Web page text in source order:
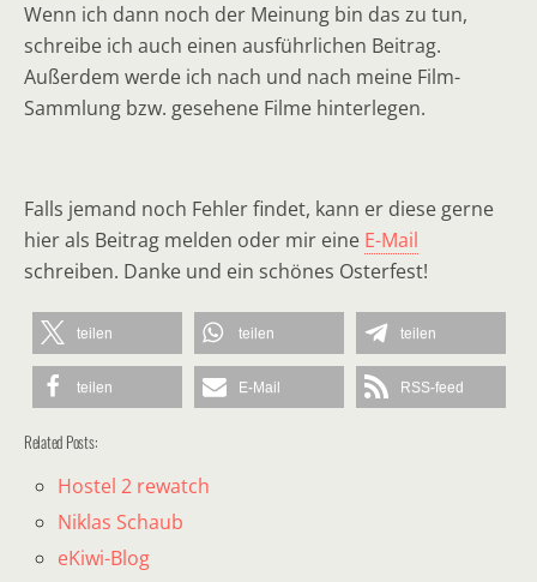
Wenn ich dann noch der Meinung bin das zu tun,
schreibe ich auch einen ausführlichen Beitrag.
Außerdem werde ich nach und nach meine Film-
Sammlung bzw. gesehene Filme hinterlegen.
Falls jemand noch Fehler findet, kann er diese gerne
hier als Beitrag melden oder mir eine E-Mail
schreiben. Danke und ein schönes Osterfest!
teilen teilen teilen
teilen E-Mail RSS-feed
Related Posts:
Hostel 2 rewatch
Niklas Schaub
eKiwi-Blog